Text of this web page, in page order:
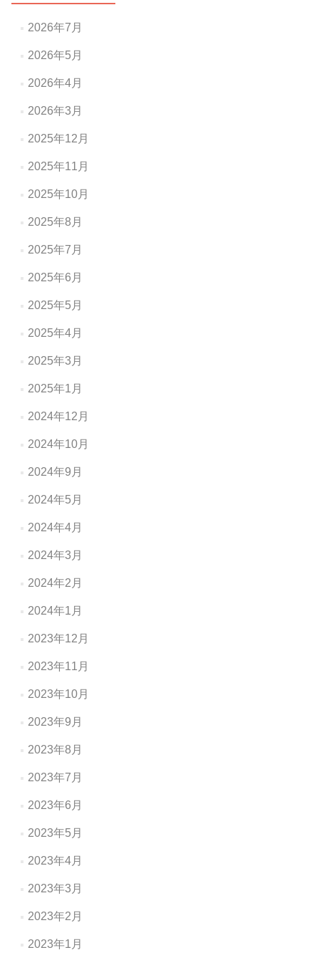
シ
ョ
ン
2026年7月
2026年5月
2026年4月
2026年3月
2025年12月
2025年11月
2025年10月
2025年8月
2025年7月
2025年6月
2025年5月
2025年4月
2025年3月
2025年1月
2024年12月
2024年10月
2024年9月
2024年5月
2024年4月
2024年3月
2024年2月
2024年1月
2023年12月
2023年11月
2023年10月
2023年9月
2023年8月
2023年7月
2023年6月
2023年5月
2023年4月
2023年3月
2023年2月
2023年1月